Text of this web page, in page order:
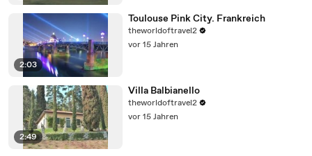
2:03
Toulouse Pink City. Frankreich
theworldoftravel2
vor 15 Jahren
2:49
Villa Balbianello
theworldoftravel2
vor 15 Jahren